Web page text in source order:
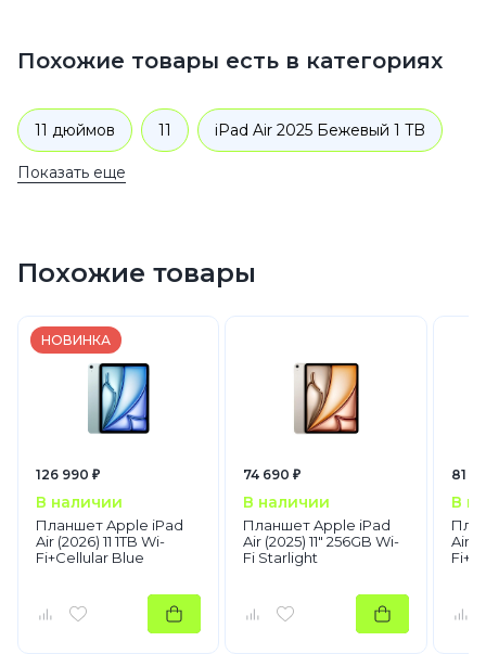
Похожие товары есть в категориях
11 дюймов 11 iPad Air 2025 Бежевый 1 TB
1 TB 1 TB
AppleБежевый 1 TB
Wi-Fi + Cellular Планшеты
Показать еще
Похожие товары
НОВИНКА
126 990 ₽
В наличии
Планшет Apple iPad
Air (2026) 11 1TB Wi-
Fi+Cellular Blue
74 690 ₽
В наличии
Планшет Apple iPad
Air (2025) 11" 256GB Wi-
Fi Starlight
81
В
Air